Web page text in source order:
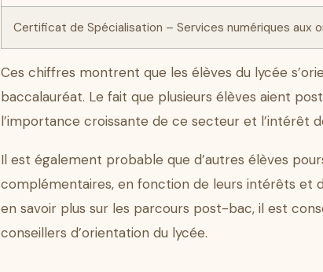
Certificat de Spécialisation – Services numériques aux
Ces chiffres montrent que les élèves du lycée
baccalauréat. Le fait que plusieurs élèves aient
l’importance croissante de ce secteur et l’intérêt
Il est également probable que d’autres élèves
complémentaires, en fonction de leurs intérêts et
en savoir plus sur les parcours post-bac, il est
conseillers d’orientation du lycée.